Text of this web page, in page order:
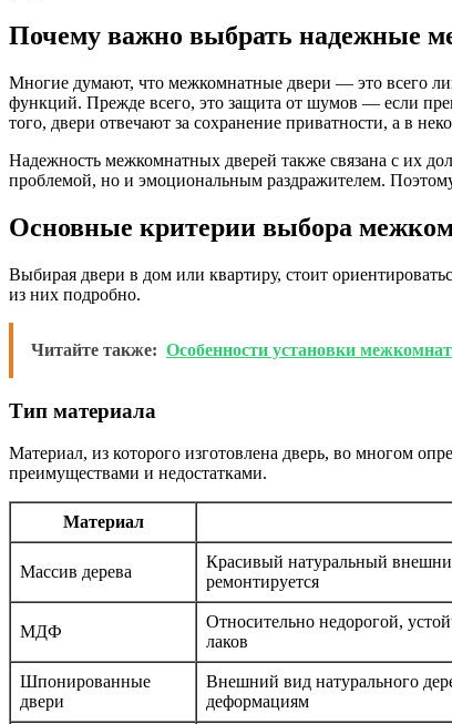
Почему важно выбрать надежные
Многие думают, что межкомнатные двери — это всего
функций. Прежде всего, это защита от шумов — если
того, двери отвечают за сохранение приватности, а в
Надежность межкомнатных дверей также связана с их
проблемой, но и эмоциональным раздражителем.
Основные критерии выбора
Выбирая двери в дом или квартиру, стоит
из них подробно.
Читайте также: Особенности установки
Тип материала
Материал, из которого изготовлена дверь, во многом
преимуществами и недостатками.
Материал
Массив дерева
Красивый натуральный
ремонтируется
МДФ
Относительно недорогой,
лаков
Шпонированные
двери
Внешний вид натурального
деформациям